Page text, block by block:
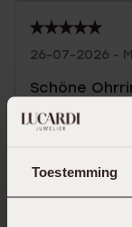
Toestemming
26-07-2026 -
Schöne
Übersetzt